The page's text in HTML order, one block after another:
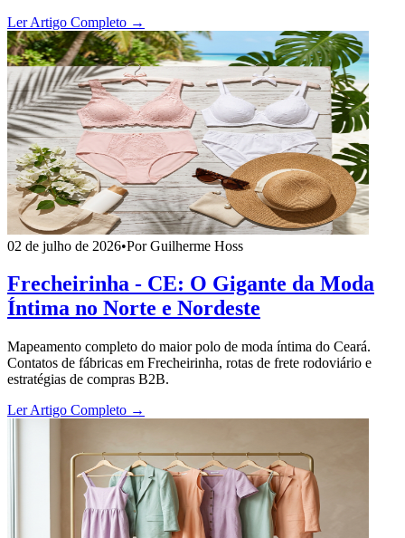
Ler Artigo Completo →
02 de julho de 2026•Por Guilherme Hoss
Frecheirinha - CE: O Gigante da Moda
Íntima no Norte e Nordeste
Mapeamento completo do maior polo de moda íntima do Ceará.
Contatos de fábricas em Frecheirinha, rotas de frete rodoviário e
estratégias de compras B2B.
Ler Artigo Completo →